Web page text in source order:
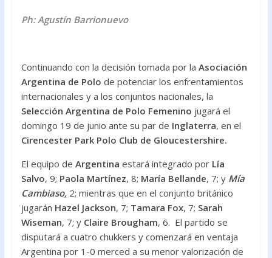
o p
Ph: Agustín Barrionuevo
Continuando con la decisión tomada por la Asociación
Argentina de Polo de potenciar los enfrentamientos
internacionales y a los conjuntos nacionales, la
Selección Argentina de Polo Femenino jugará el
domingo 19 de junio ante su par de Inglaterra, en el
Cirencester Park Polo Club de Gloucestershire.
El equipo de Argentina estará integrado por Lía
Salvo, 9; Paola Martínez, 8; María Bellande, 7; y Mía
Cambiaso,2; mientras que en el conjunto británico
jugarán Hazel Jackson, 7; Tamara Fox, 7; Sarah
Wiseman, 7; y Claire Brougham, 6. El partido se
disputará a cuatro chukkers y comenzará en ventaja
Argentina por 1-0 merced a su menor valorización de